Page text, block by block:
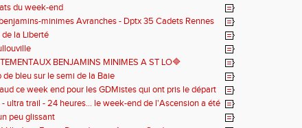
du week-end
minimes Avranches - Dptx 35 Cadets Rennes
la Liberté
BENJAMINS MINIMES A ST LO️🔷️
de bleu sur le semi de la Baie
ce week end pour les GDMistes qui ont pris le départ
- ultra trail - 24 heures... le week-end de l'Ascension a été
peu glissant